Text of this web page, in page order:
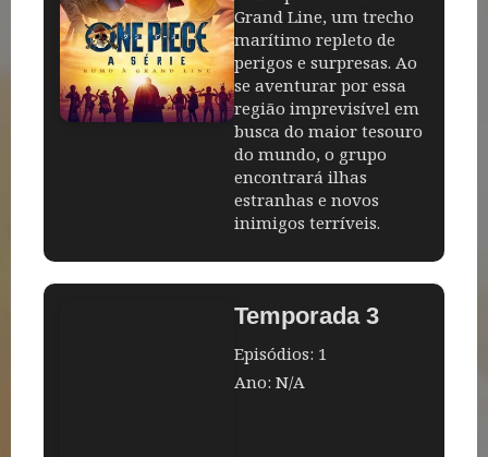
Grand Line, um trecho
marítimo repleto de
perigos e surpresas. Ao
se aventurar por essa
região imprevisível em
busca do maior tesouro
do mundo, o grupo
encontrará ilhas
estranhas e novos
inimigos terríveis.
Temporada 3
Episódios: 1
Ano: N/A